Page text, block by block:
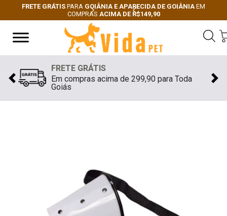
FRETE GRÁTIS PARA GOIÂNIA E APARECIDA DE GOIÂNIA EM
COMPRAS ACIMA DE R$149,90
Previous
Next
FRETE GRÁTIS
Em compras acima de 299,90 para Toda
Goiás
Previous